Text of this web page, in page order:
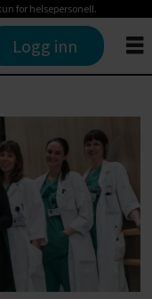
for helsepersonell.
Logg inn